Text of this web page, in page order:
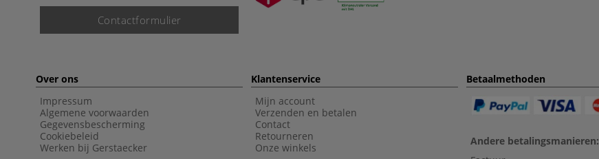
Contactformulier
Over ons
Impressum
Algemene voorwaarden
Gegevensbescherming
Cookiebeleid
Werken bij Gerstaecker
Klantenservice
Mijn account
Verzenden en betalen
Contact
Retourneren
Onze winkels
Betaalmethoden
Andere betalingsmanieren: